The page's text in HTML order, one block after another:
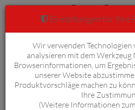
Anmelden
Einstellungen für Ihre
Wir verwenden Technologien
analysieren mit dem
Browserinformationen, um
unserer Website
Produktvorschläge machen zu
Ihre
(Weitere Informationen